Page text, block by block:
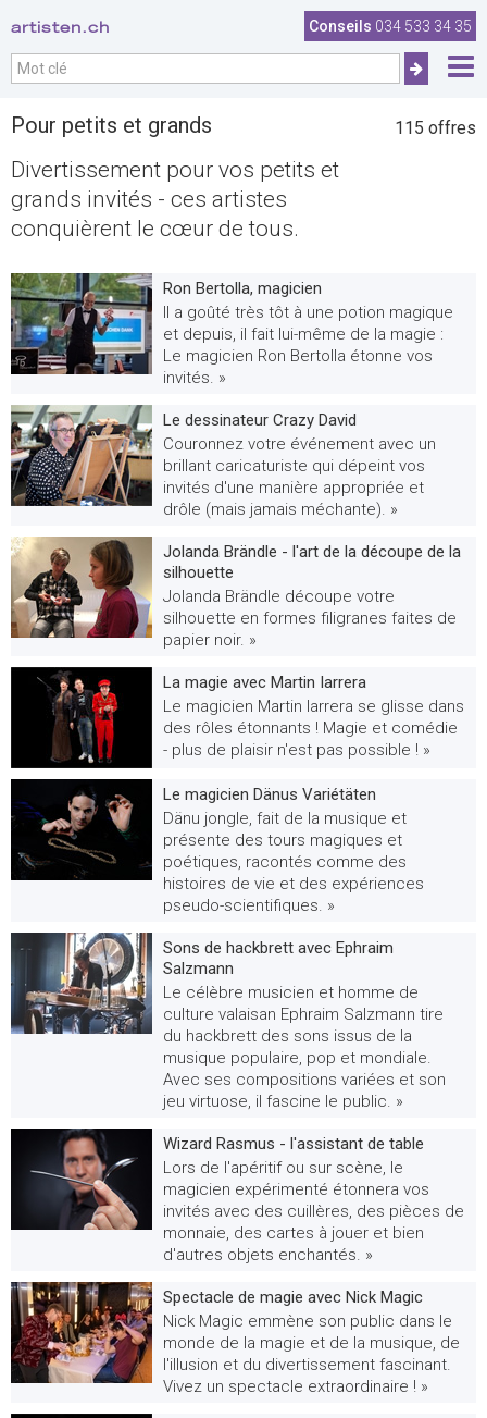
artisten.ch Conseils 034 533 34 35
Pour petits et grands
Divertissement pour vos petits et
grands invités - ces artistes
conquièrent le cœur de tous.
115 offres
Ron Bertolla, magicien
Il a goûté très tôt à une potion magique
et depuis, il fait lui-même de la magie :
Le magicien Ron Bertolla étonne vos
invités. »
Le dessinateur Crazy David
Couronnez votre événement avec un
brillant caricaturiste qui dépeint vos
invités d'une manière appropriée et
drôle (mais jamais méchante). »
Jolanda Brändle - l'art de la découpe de la
silhouette
Jolanda Brändle découpe votre
silhouette en formes filigranes faites de
papier noir. »
La magie avec Martin Iarrera
Le magicien Martin Iarrera se glisse dans
des rôles étonnants ! Magie et comédie
- plus de plaisir n'est pas possible ! »
Le magicien Dänus Variétäten
Dänu jongle, fait de la musique et
présente des tours magiques et
poétiques, racontés comme des
histoires de vie et des expériences
pseudo-scientifiques. »
Sons de hackbrett avec Ephraim
Salzmann
Le célèbre musicien et homme de
culture valaisan Ephraim Salzmann tire
du hackbrett des sons issus de la
musique populaire, pop et mondiale.
Avec ses compositions variées et son
jeu virtuose, il fascine le public. »
Wizard Rasmus - l'assistant de table
Lors de l'apéritif ou sur scène, le
magicien expérimenté étonnera vos
invités avec des cuillères, des pièces de
monnaie, des cartes à jouer et bien
d'autres objets enchantés. »
Spectacle de magie avec Nick Magic
Nick Magic emmène son public dans le
monde de la magie et de la musique, de
l'illusion et du divertissement fascinant.
Vivez un spectacle extraordinaire ! »